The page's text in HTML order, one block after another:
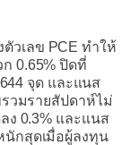
วเลข PCE ทำให้
0.65% ปิดที่
จุด และแนส
วมรายสัปดาห์ไม่
ง 0.3% และแนส
นักสุดเมื่อผู้ลงทุน